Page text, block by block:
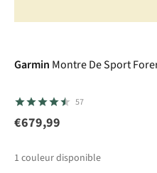
Garmin Montre De Sport
57
€679,99
1 couleur disponible